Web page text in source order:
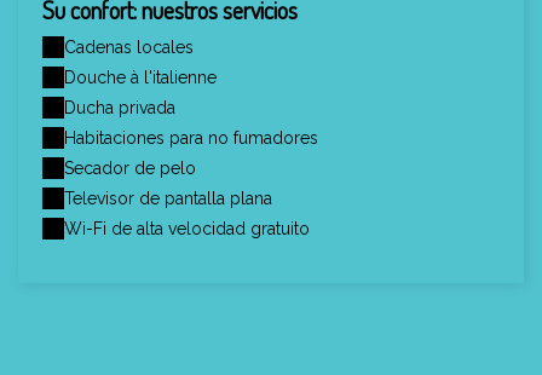
Su confort: nuestros servicios
Cadenas locales
Douche à l'italienne
Ducha privada
Habitaciones para no fumadores
Secador de pelo
Televisor de pantalla plana
Wi-Fi de alta velocidad gratuito